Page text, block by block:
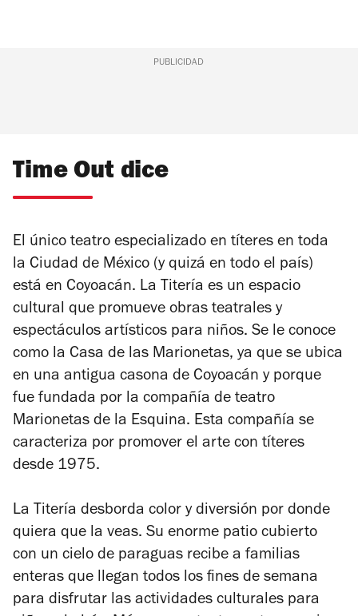
PUBLICIDAD
Time Out dice
El único teatro especializado en títeres en toda
la Ciudad de México (y quizá en todo el país)
está en Coyoacán. La Titería es un espacio
cultural que promueve obras teatrales y
espectáculos artísticos para niños. Se le conoce
como la Casa de las Marionetas, ya que se ubica
en una antigua casona de Coyoacán y porque
fue fundada por la compañía de teatro
Marionetas de la Esquina. Esta compañía se
caracteriza por promover el arte con títeres
desde 1975.
La Titería desborda color y diversión por donde
quiera que la veas. Su enorme patio cubierto
con un cielo de paraguas recibe a familias
enteras que llegan todos los fines de semana
para disfrutar las actividades culturales para